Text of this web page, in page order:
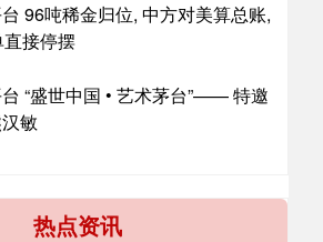
96吨稀金归位, 中方对美算总账,
接停摆
“盛世中国 • 艺术茅台”—— 特邀
敏
热点资讯